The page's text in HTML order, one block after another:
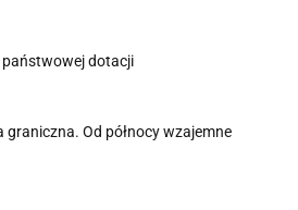
państwowej dotacji
graniczna. Od północy wzajemne